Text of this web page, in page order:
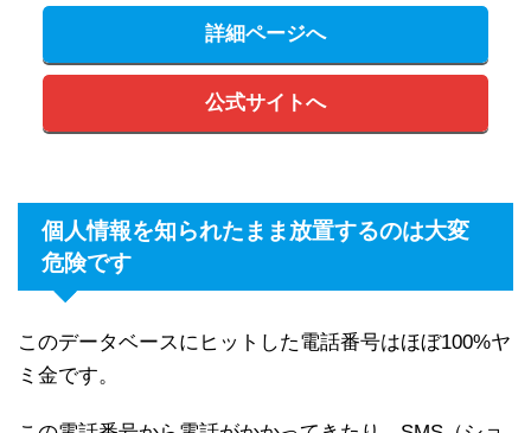
詳細ページへ
公式サイトへ
個人情報を知られたまま放置するのは大変
危険です
このデータベースにヒットした電話番号はほぼ100%ヤ
ミ金です。